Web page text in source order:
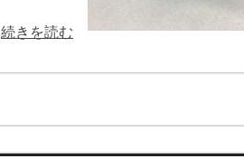
続きを読む